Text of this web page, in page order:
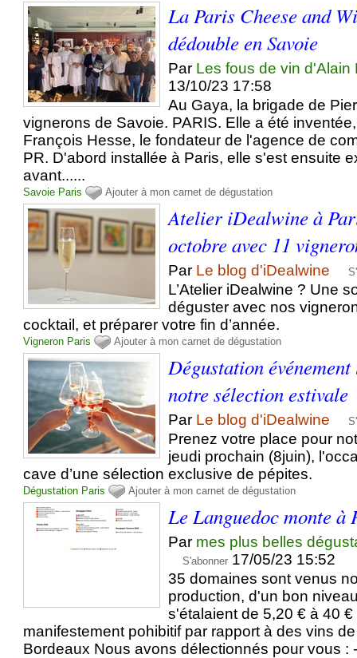
La Paris Cheese and
dédouble en Savoie
Par Les fous de vin d'Alain
13/10/23 17:58
Au Gaya, la brigade de
vignerons de Savoie. PARIS. Elle a été
François Hesse, le fondateur de l'agence de
PR. D'abord installée à Paris, elle s'est ensuite
avant......
Savoie Paris Ajouter à mon carnet de dégustation
Atelier iDealwine à
octobre avec 11
Par Le blog d'iDealwine
L’Atelier iDealwine ? Une
déguster avec nos
cocktail, et préparer votre fin d’année.
Vigneron Paris Ajouter à mon carnet de dégustation
Dégustation
notre sélection estivale
Par Le blog d'iDealwine
Prenez votre place pour
jeudi prochain (8juin),
cave d’une sélection exclusive de pépites.
Dégustation Paris Ajouter à mon carnet de dégustation
Le Languedoc monte à
Par mes plus belles
S'abonner 17/05/23 15:52
35 domaines sont venus
production, d'un bon
s'étalaient de 5,20 € à 40
manifestement pohibitif par rapport à des vins
Bordeaux Nous avons délectionnés pour vous :